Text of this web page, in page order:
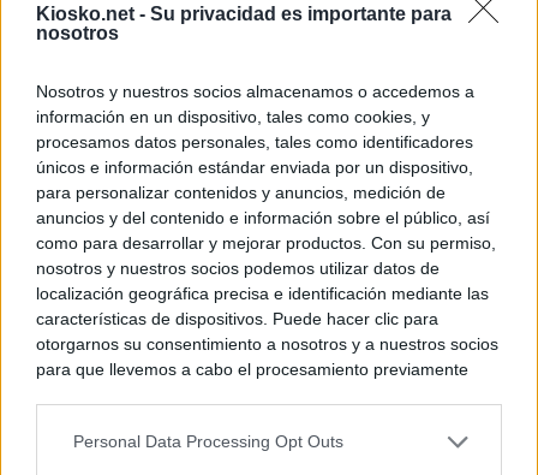
Kiosko.net - Su privacidad es importante para
nosotros
Nosotros y nuestros socios almacenamos o accedemos a
información en un dispositivo, tales como cookies, y
procesamos datos personales, tales como identificadores
únicos e información estándar enviada por un dispositivo,
para personalizar contenidos y anuncios, medición de
anuncios y del contenido e información sobre el público, así
como para desarrollar y mejorar productos. Con su permiso,
nosotros y nuestros socios podemos utilizar datos de
localización geográfica precisa e identificación mediante las
características de dispositivos. Puede hacer clic para
otorgarnos su consentimiento a nosotros y a nuestros socios
para que llevemos a cabo el procesamiento previamente
negar su consentimiento. Tenga en cuenta que algún
Personal Data Processing Opt Outs